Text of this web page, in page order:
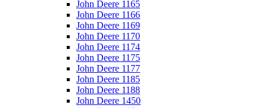
John Deere 1165
John Deere 1166
John Deere 1169
John Deere 1170
John Deere 1174
John Deere 1175
John Deere 1177
John Deere 1185
John Deere 1188
John Deere 1450